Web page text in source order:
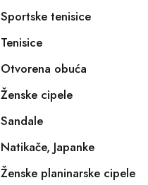
Sportske tenisice
Tenisice
Otvorena obuća
Ženske cipele
Sandale
Natikače, Japanke
Ženske planinarske cipele